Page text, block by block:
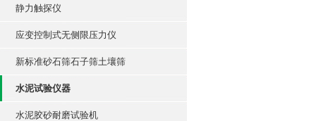
静力触探仪
应变控制式无侧限压力仪
新标准砂石筛石子筛土壤筛
水泥试验仪器
水泥胶砂耐磨试验机